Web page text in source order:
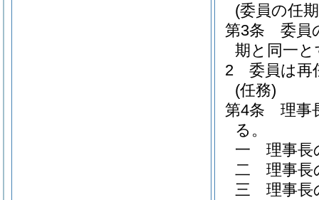
(委員の任
第3条
委員
期と同一
2
委員は再
(任務)
第4条
理事
る。
一
理事長
二
理事長
三
理事長